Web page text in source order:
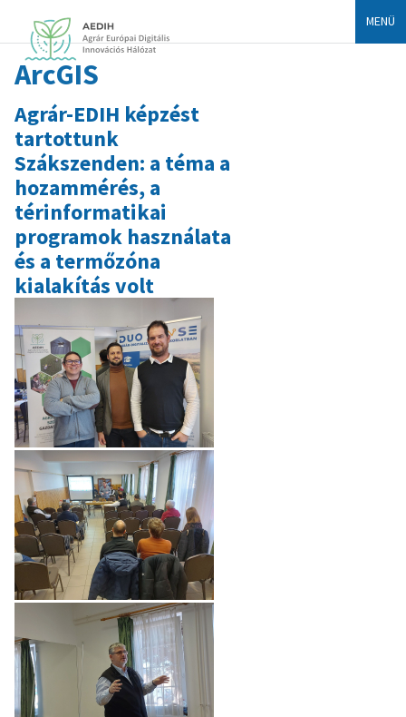
MENÜ
ArcGIS
Agrár-EDIH képzést
tartottunk
Szákszenden: a téma a
hozammérés, a
térinformatikai
programok használata
és a termőzóna
kialakítás volt